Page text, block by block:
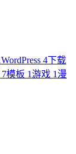
WordPress 4下载
7模板 1游戏 1 漫